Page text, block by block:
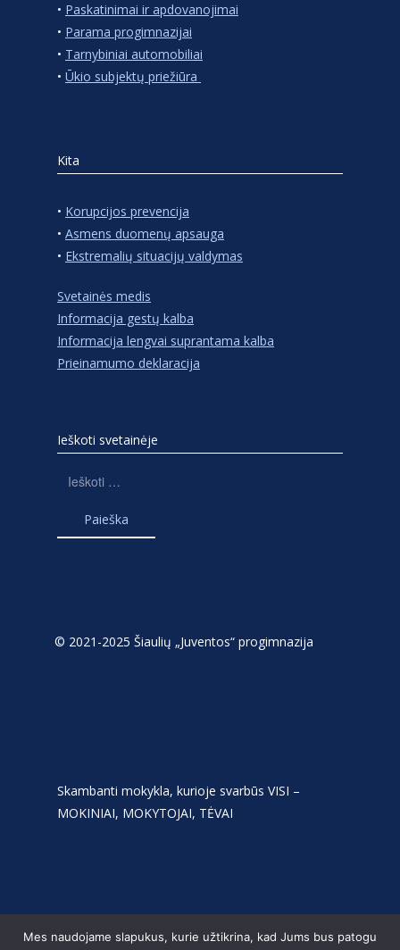
• Paskatinimai ir apdovanojimai
• Parama progimnazijai
• Tarnybiniai automobiliai
• Ūkio subjektų priežiūra
Kita
• Korupcijos prevencija
• Asmens duomenų apsauga
• Ekstremalių situacijų valdymas
Svetainės medis
Informacija gestų kalba
Informacija lengvai suprantama kalba
Prieinamumo deklaracija
Ieškoti svetainėje
© 2021-2025 Šiaulių „Juventos“ progimnazija
Skambanti mokykla, kurioje svarbūs VISI –
MOKINIAI, MOKYTOJAI, TĖVAI
Mes naudojame slapukus, kurie užtikrina, kad Jums bus patogu